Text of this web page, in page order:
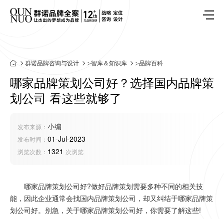
群诺品牌咨询与设计 >智库＆知识库 >品牌百科
哪家品牌策划公司好？选择国内品牌策
划公司 看这些就够了
发布来源： 小编
发布时间： 01-Jul-2023
浏览次数： 1321 次浏览
哪家品牌策划公司好?做好品牌策划需要多种不同的相关技
能，因此企业通常会找国内品牌策划公司，却又纠结于哪家品牌策
划公司好。别急，关于哪家品牌策划公司好，你需要了解这些!